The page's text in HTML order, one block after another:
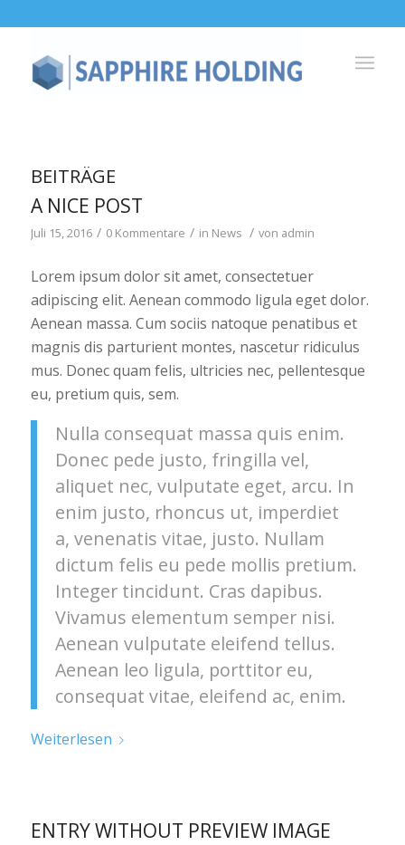
BEITRÄGE
A NICE POST
Juli 15, 2016 / 0 Kommentare / in News / von admin
Lorem ipsum dolor sit amet, consectetuer
adipiscing elit. Aenean commodo ligula eget dolor.
Aenean massa. Cum sociis natoque penatibus et
magnis dis parturient montes, nascetur ridiculus
mus. Donec quam felis, ultricies nec, pellentesque
eu, pretium quis, sem.
Nulla consequat massa quis enim.
Donec pede justo, fringilla vel,
aliquet nec, vulputate eget, arcu. In
enim justo, rhoncus ut, imperdiet
a, venenatis vitae, justo. Nullam
dictum felis eu pede mollis pretium.
Integer tincidunt. Cras dapibus.
Vivamus elementum semper nisi.
Aenean vulputate eleifend tellus.
Aenean leo ligula, porttitor eu,
consequat vitae, eleifend ac, enim.
Weiterlesen
ENTRY WITHOUT PREVIEW IMAGE